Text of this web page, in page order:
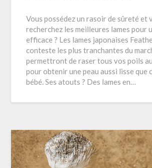
Vous possédez un rasoir de sûreté et
recherchez les meilleures lames pour
efficace ? Les lames japonaises
conteste les plus tranchantes du
permettront de raser tous vos poils
pour obtenir une peau aussi lisse que
bébé. Ses atouts ? Des lames en…